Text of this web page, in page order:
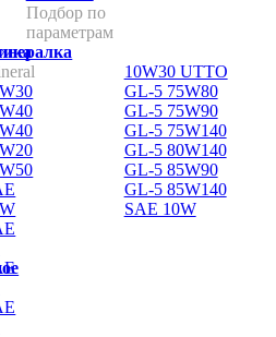
Подбор по
параметрам
10W30 UTTO
GL-5 75W80
GL-5 75W90
GL-5 75W140
GL-5 80W140
GL-5 85W90
GL-5 85W140
SAE 10W